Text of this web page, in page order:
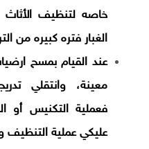
خاصه لتنظيف
الغبار فتره كبيره من
عند القيام بمسح
معينة، وانتقلي
فعملية التكنيس أو
عليكي عملية التنظيف